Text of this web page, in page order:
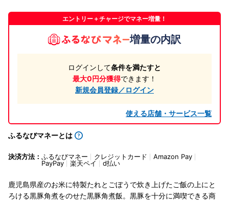
エントリー＋チャージでマネー増量！
増量の内訳
ログインして条件を満たすと
最大0円分獲得できます！
新規会員登録／ログイン
使える店舗・サービス一覧
ふるなびマネーとは
決済方法： ふるなびマネー クレジットカード
Amazon Pay
PayPay
楽天ペイ d払い
鹿児島県産のお米に特製たれとごぼうで炊き上げたご飯の上にと
ろける黒豚角煮をのせた黒豚角煮飯。黒豚を十分に満喫できる商